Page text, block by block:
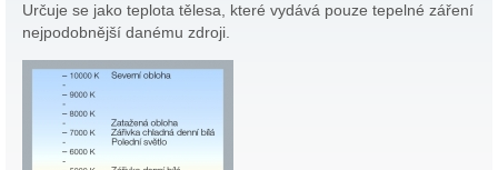
Určuje se jako teplota tělesa, které vydává pouze tepelné záření
nejpodobnější danému zdroji.